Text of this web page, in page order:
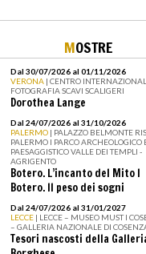
MOSTRE
Dal 30/07/2026 al 01/11/2026
VERONA | CENTRO
FOTOGRAFIA SCAVI SCALIGERI
Dorothea Lange
Dal 24/07/2026 al 31/10/2026
PALERMO | PALAZZO BELMONTE
PALERMO I PARCO ARCHEOLOGICO
PAESAGGISTICO VALLE DEI TEMPLI -
AGRIGENTO
Botero. L’incanto del Mito I
Botero. Il peso dei sogni
Dal 24/07/2026 al 31/01/2027
LECCE | LECCE – MUSEO MUST I
– GALLERIA NAZIONALE DI
Tesori nascosti della